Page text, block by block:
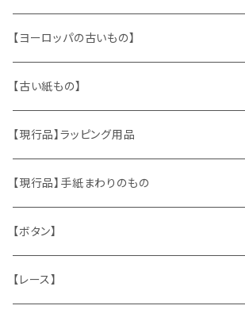
【ヨーロッパの古いもの】
ヴィンテージアクセサリー
おもちゃ、ぬいぐるみ
くま、テディベア
うさぎ
ヴィンテージファブリック
ハンドメイド製品
お部屋に飾るもの
【古い紙もの】
切手、FDC
ポストカード、カレンダー
マッチラベル、食品ラベル
蔵書票、荷札、ビュバー、伝票
【現行品】ラッピング用品
伝票、タグ、シール
袋、ラッピングペーパー
ひも、テープ
【現行品】手紙まわりのもの
封筒、ポストカード
切手
【ボタン】
木
【レース】